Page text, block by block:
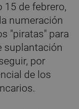
15 de febrero,
numeración
"piratas" para
suplantación
por
de los